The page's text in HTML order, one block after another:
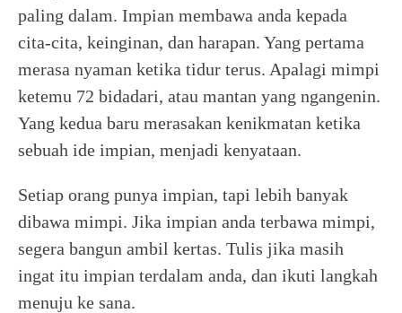
paling dalam. Impian membawa anda kepada
cita-cita, keinginan, dan harapan. Yang pertama
merasa nyaman ketika tidur terus. Apalagi mimpi
ketemu 72 bidadari, atau mantan yang ngangenin.
Yang kedua baru merasakan kenikmatan ketika
sebuah ide impian, menjadi kenyataan.
Setiap orang punya impian, tapi lebih banyak
dibawa mimpi. Jika impian anda terbawa mimpi,
segera bangun ambil kertas. Tulis jika masih
ingat itu impian terdalam anda, dan ikuti langkah
menuju ke sana.